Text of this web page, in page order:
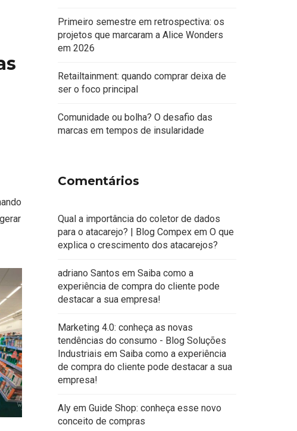
no varejo: como transformar lojas em espaços de
Primeiro semestre em retrospectiva: os
projetos que marcaram a Alice Wonders
em 2026
Retailtainment: quando comprar deixa de
ser o foco principal
Comunidade ou bolha? O desafio das
marcas em tempos de insularidade
Comentários
Qual a importância do coletor de dados
para o atacarejo? | Blog Compex em O que
explica o crescimento dos atacarejos?
adriano Santos em Saiba como a
experiência de compra do cliente pode
destacar a sua empresa!
Marketing 4.0: conheça as novas
tendências do consumo - Blog Soluções
Industriais em Saiba como a experiência
de compra do cliente pode destacar a sua
empresa!
Aly em Guide Shop: conheça esse novo
conceito de compras